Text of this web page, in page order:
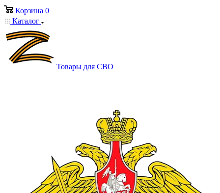
Корзина 0
Каталог
Товары для СВО